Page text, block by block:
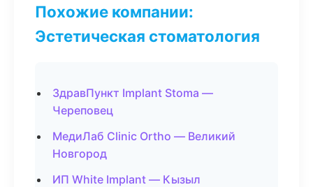
Похожие компании:
Эстетическая стоматология
ЗдравПункт Implant Stoma —
Череповец
МедиЛаб Clinic Ortho — Великий
Новгород
ИП White Implant — Кызыл